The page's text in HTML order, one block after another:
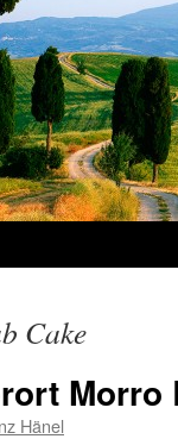
Cake
Morro
Hänel